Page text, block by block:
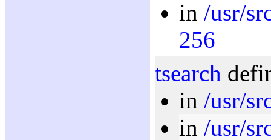
in /usr/
256
tsearch
in /usr/
in /usr/